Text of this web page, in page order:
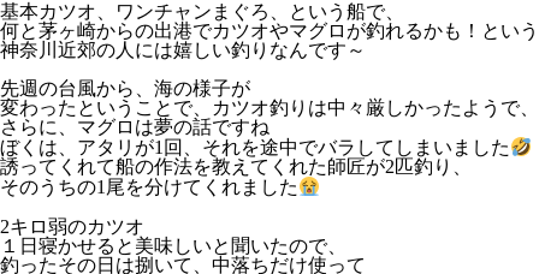
基本カツオ、ワンチャンまぐろ、という船で、
何と茅ヶ崎からの出港でカツオやマグロが釣れるかも！とい
神奈川近郊の人には嬉しい釣りなんです～
先週の台風から、海の様子が
変わったということで、カツオ釣りは中々厳しかったようで、
さらに、マグロは夢の話ですね
ぼくは、アタリが1回、それを途中でバラしてしまいました
誘ってくれて船の作法を教えてくれた師匠が2匹釣り、
そのうちの1尾を分けてくれました
2キロ弱のカツオ
１日寝かせると美味しいと聞いたので、
釣ったその日は捌いて、中落ちだけ使って